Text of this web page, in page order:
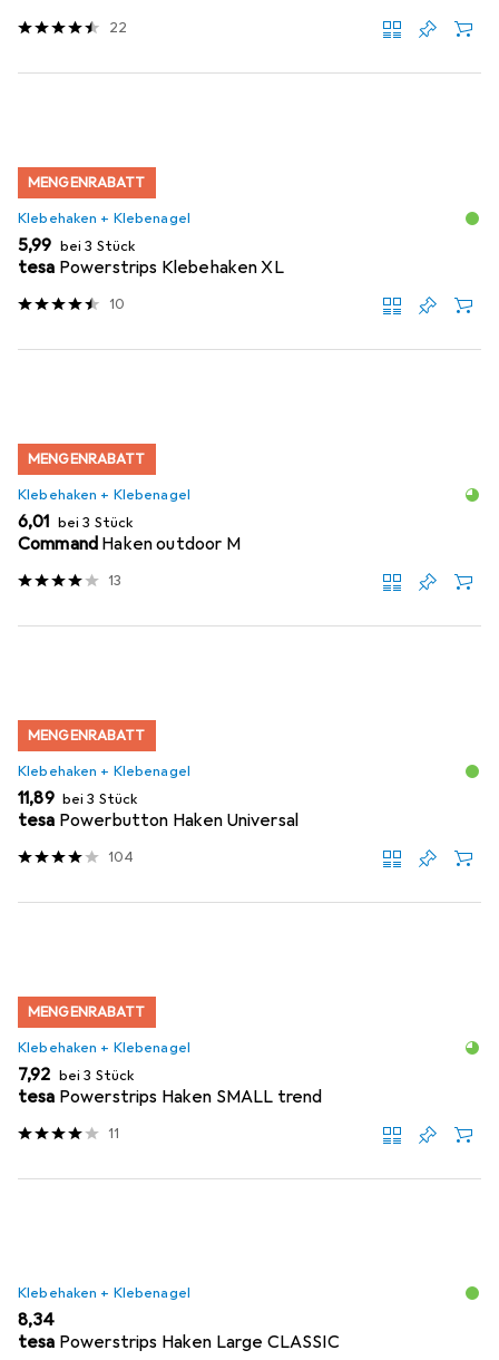
22
MENGENRABATT
Klebehaken + Klebenagel
EUR
5,99 bei 3 Stück
tesa Powerstrips Klebehaken XL
10
MENGENRABATT
Klebehaken + Klebenagel
EUR
6,01 bei 3 Stück
Command Haken outdoor M
13
MENGENRABATT
Klebehaken + Klebenagel
EUR
11,89 bei 3 Stück
tesa Powerbutton Haken Universal
104
MENGENRABATT
Klebehaken + Klebenagel
EUR
7,92 bei 3 Stück
tesa Powerstrips Haken SMALL trend
11
Klebehaken + Klebenagel
EUR
8,34
tesa Powerstrips Haken Large CLASSIC